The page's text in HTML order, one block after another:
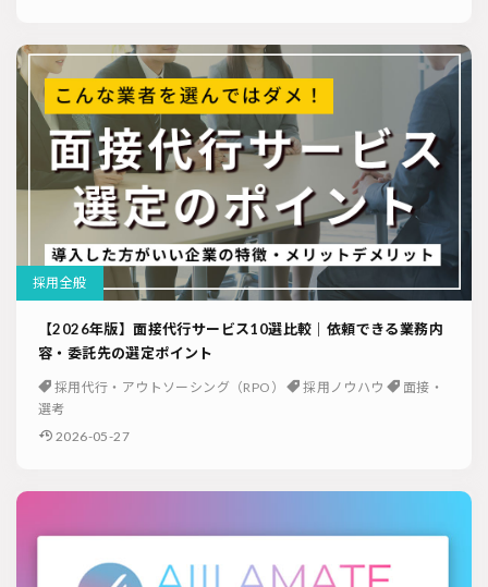
採用全般
【2026年版】面接代行サービス10選比較｜依頼できる業務内
容・委託先の選定ポイント
採用代行・アウトソーシング（RPO） 採用ノウハウ
面接・
選考
2026-05-27